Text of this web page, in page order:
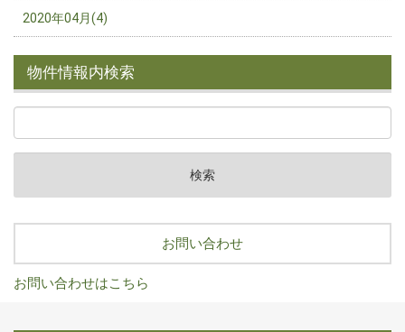
2020年04月(4)
物件情報内検索
お問い合わせ
お問い合わせはこちら